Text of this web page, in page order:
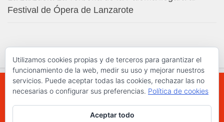
Festival de Ópera de Lanzarote
WWW.ELCHAPLON.COM © 2026. Todos los
derechos reservados.
Utilizamos cookies propias y de terceros para garantizar el
funcionamiento de la web, medir su uso y mejorar nuestros
servicios. Puede aceptar todas las cookies, rechazar las no
necesarias o configurar sus preferencias. Política de cookies
Aceptar todo